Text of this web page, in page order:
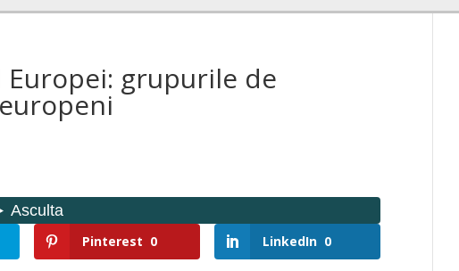
grupurile de
Pinterest 0 LinkedIn 0